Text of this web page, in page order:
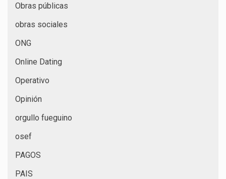
Obras públicas
obras sociales
ONG
Online Dating
Operativo
Opinión
orgullo fueguino
osef
PAGOS
PAIS